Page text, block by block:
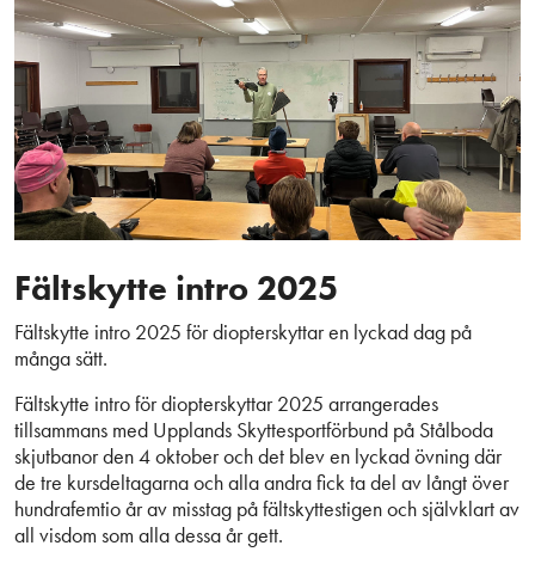
Fältskytte intro 2025
Fältskytte intro 2025 för diopterskyttar en lyckad dag på
många sätt.
Fältskytte intro för diopterskyttar 2025 arrangerades
tillsammans med Upplands Skyttesportförbund på Stålboda
skjutbanor den 4 oktober och det blev en lyckad övning där
de tre kursdeltagarna och alla andra fick ta del av långt över
hundrafemtio år av misstag på fältskyttestigen och självklart av
all visdom som alla dessa år gett.